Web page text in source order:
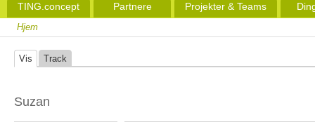
TING.concept Partnere Projekter & Teams
Hjem
Vis Track
Suzan